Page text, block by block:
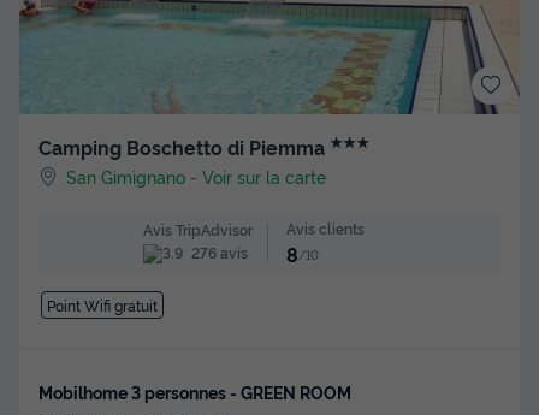
Camping Boschetto di Piemma ★★★
San Gimignano -Voir sur la carte
Avis TripAdvisor
276 avis
Avis clients
8/10
Point Wifi gratuit
Mobilhome 3 personnes - GREEN ROOM